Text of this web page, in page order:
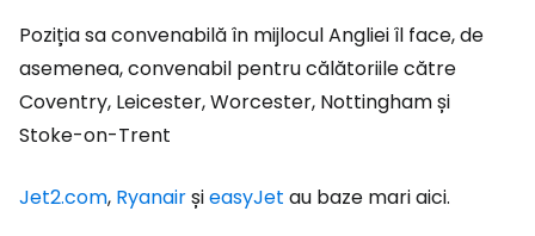
Poziția sa convenabilă în mijlocul Angliei îl face, de
asemenea, convenabil pentru călătoriile către
Coventry, Leicester, Worcester, Nottingham și
Stoke-on-Trent
Jet2.com, RyanairșieasyJet au baze mari aici.